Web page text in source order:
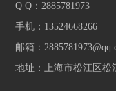
Q Q：2885781973
手机：13524668266
邮箱：
地址：上海市松江区松